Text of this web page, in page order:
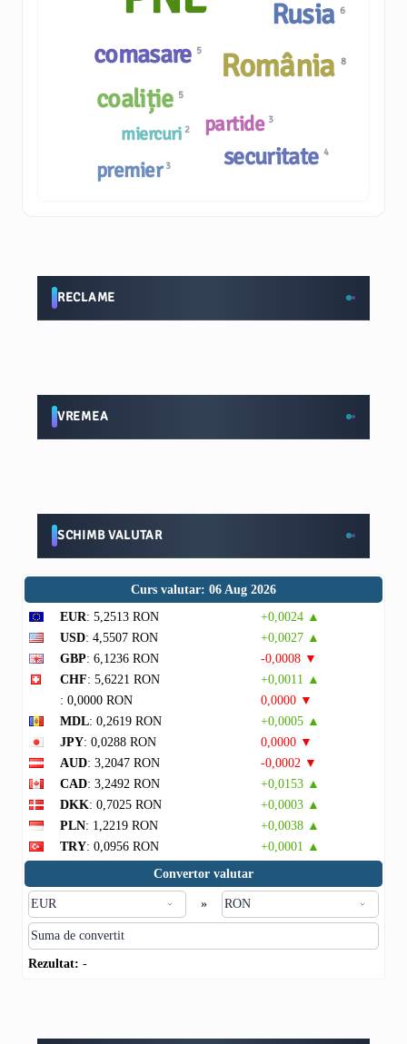
Rusia6
partide 3
miercuri 2
securitate 4
comasare 5
premier3
România 8
coaliție 5
RECLAME
VREMEA
SCHIMB VALUTAR
Curs valutar: 06 Aug 2026
EUR: 5,2513 RON
+0,0024 ▲
USD: 4,5507 RON
+0,0027 ▲
GBP: 6,1236 RON
-0,0008 ▼
CHF: 5,6221 RON
+0,0011 ▲
: 0,0000 RON
0,0000 ▼
MDL: 0,2619 RON
+0,0005 ▲
JPY: 0,0288 RON
0,0000 ▼
AUD: 3,2047 RON
-0,0002 ▼
CAD: 3,2492 RON
+0,0153 ▲
DKK: 0,7025 RON
+0,0003 ▲
PLN: 1,2219 RON
+0,0038 ▲
TRY: 0,0956 RON
+0,0001 ▲
Convertor valutar
»
Rezultat: -